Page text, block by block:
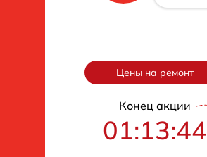
Цены на ремонт
Конец акции
01:13:43